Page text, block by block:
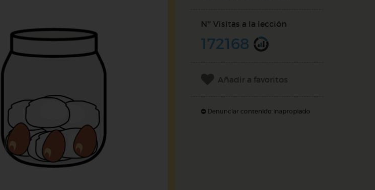
Nº Visitas a la lección
172168
Añadir a favoritos
Denunciar contenido inapropiado